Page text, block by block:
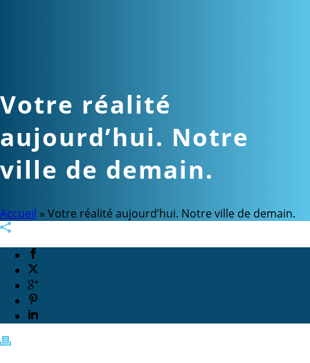
Votre réalité
aujourd’hui. Notre
ville de demain.
Accueil » Votre réalité aujourd’hui. Notre ville de demain.